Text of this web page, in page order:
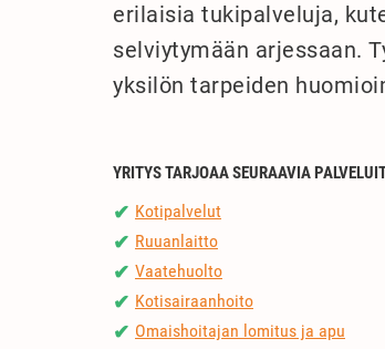
erilaisia tukipalveluja,
selviytymään arjessaan.
yksilön tarpeiden
YRITYS TARJOAA SEURAAVIA
✔ Kotipalvelut
✔ Ruuanlaitto
✔ Vaatehuolto
✔ Kotisairaanhoito
✔ Omaishoitajan lomitus ja apu